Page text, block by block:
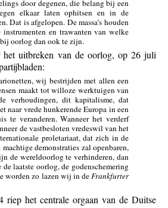
door degenen, die belang bij een
elkaar laten ophitsen en in de
Dat is afgelopen. De massa’s houden
en trawanten van welke
oorlog dan ook te zijn.
uitbreken van de oorlog, op 26 juli
wij bestrijden met allen een
maakt tot willoze werktuigen van
verhoudingen, dit kapitalisme, dat
naar vrede hunkerende Europa in een
te veranderen. Wanneer het verderf
de vastbesloten vredeswil van het
proletariaat, dat zich in de
demonstraties zal openbaren,
de wereldoorlog te verhinderen, dan
laatste oorlog, de godenschemering
worden zo lazen wij in deFrankfurter
het centrale orgaan van de Duitse